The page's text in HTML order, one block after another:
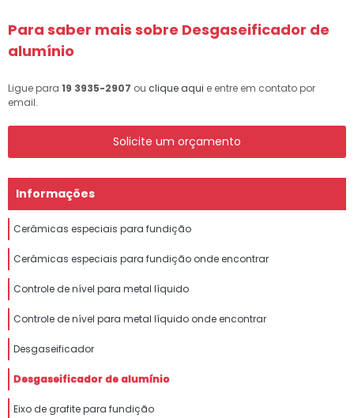
Para saber mais sobre Desgaseificador de
alumínio
Ligue para 19 3935-2907 ou clique aqui e entre em contato por
email.
Solicite um orçamento
Informações
Cerâmicas especiais para fundição
Cerâmicas especiais para fundição onde encontrar
Controle de nível para metal líquido
Controle de nível para metal líquido onde encontrar
Desgaseificador
Desgaseificador de alumínio
Eixo de grafite para fundição